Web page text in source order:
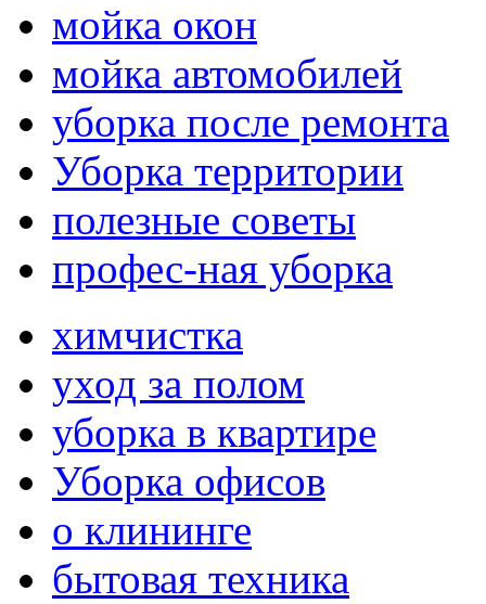
мойка окон
мойка автомобилей
уборка после ремонта
Уборка территории
полезные советы
профес-ная уборка
химчистка
уход за полом
уборка в квартире
Уборка офисов
о клининге
бытовая техника